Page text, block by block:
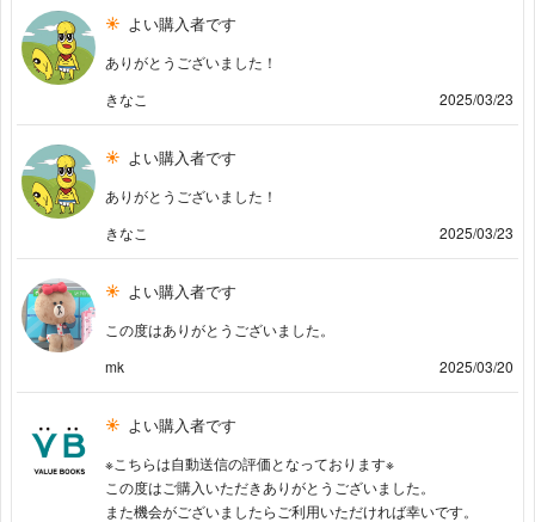
よい購入者です
ありがとうございました！
きなこ
2025/03/23
よい購入者です
ありがとうございました！
きなこ
2025/03/23
よい購入者です
この度はありがとうございました。
mk
2025/03/20
よい購入者です
※こちらは自動送信の評価となっております※
この度はご購入いただきありがとうございました。
また機会がございましたらご利用いただければ幸いです。